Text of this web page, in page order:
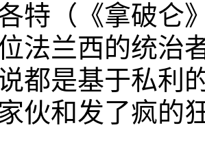
（《拿破仑》
法兰西的统治
都是基于私利
伙和发了疯的